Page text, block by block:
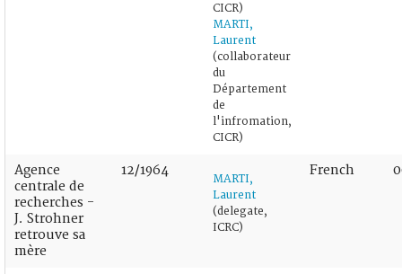
CICR)
MARTI,
Laurent
(collaborateur
du
Département
de
l'infromation,
CICR)
Agence
centrale de
recherches -
J. Strohner
retrouve sa
mère
12/1964
MARTI,
Laurent
(delegate,
ICRC)
French